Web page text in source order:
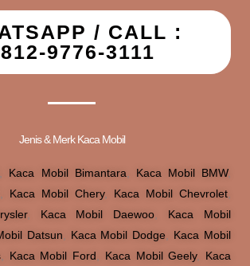
/ CALL :
9776-3111
Jenis & Merk Kaca Mobil
Kaca Mobil Bimantara Kaca Mobil BMW,
Kaca Mobil Chery, Kaca Mobil Chevrolet
, Kaca Mobil Daewoo
Kaca Mobil
Datsun Kaca Mobil Dodge
Kaca Mobil
, Kaca Mobil Ford Kaca Mobil Geely, Kaca